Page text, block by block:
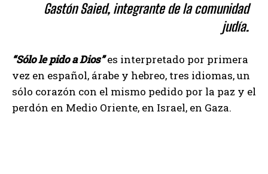
Gastón Saied, integrante de la comunidad
judía.
“Sólo le pido a Dios” es interpretado por primera
vez en español, árabe y hebreo, tres idiomas, un
sólo corazón con el mismo pedido por la paz y el
perdón en Medio Oriente, en Israel, en Gaza.